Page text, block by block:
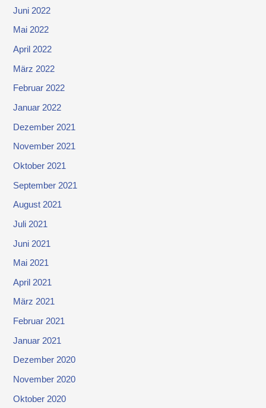
Juni 2022
Mai 2022
April 2022
März 2022
Februar 2022
Januar 2022
Dezember 2021
November 2021
Oktober 2021
September 2021
August 2021
Juli 2021
Juni 2021
Mai 2021
April 2021
März 2021
Februar 2021
Januar 2021
Dezember 2020
November 2020
Oktober 2020